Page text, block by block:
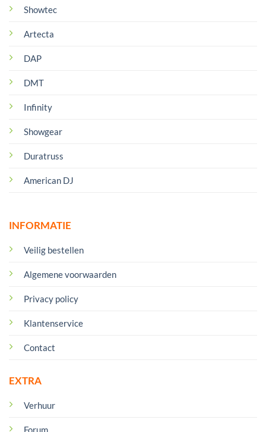
Showtec
Artecta
DAP
DMT
Infinity
Showgear
Duratruss
American DJ
INFORMATIE
Veilig bestellen
Algemene voorwaarden
Privacy policy
Klantenservice
Contact
EXTRA
Verhuur